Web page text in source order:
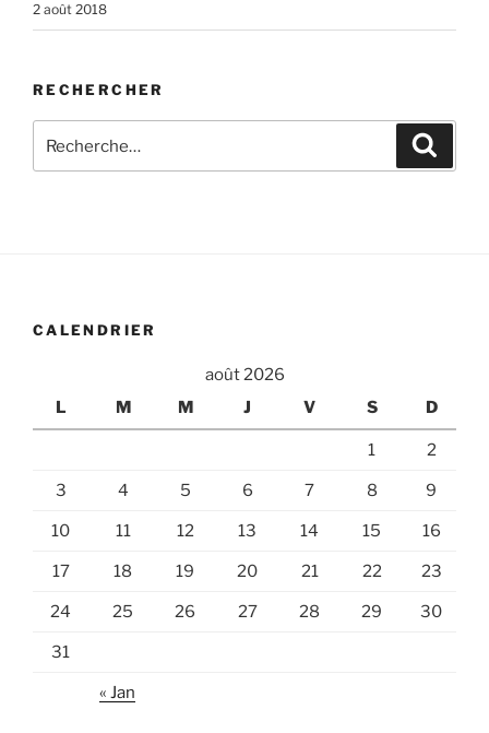
2 août 2018
RECHERCHER
pour
CALENDRIER
août 2026
L
M M J V S D
1 2
3 4 5 6 7 8 9
10 11 12 13 14 15 16
17 18 19 20 21 22 23
24 25 26 27 28 29 30
31
« Jan